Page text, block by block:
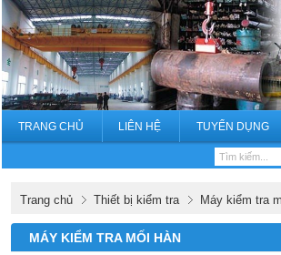
TRANG CHỦ LIÊN HỆ TUYỂN DỤNG
Trang chủ Thiết bị kiểm tra Máy kiểm tra
MÁY KIỂM TRA MỐI HÀN